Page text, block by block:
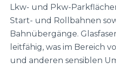
Lkw- und Pkw-
Start- und Rollbahnen
Bahnübergänge.
leitfähig, was im Bereich
und anderen sensiblen